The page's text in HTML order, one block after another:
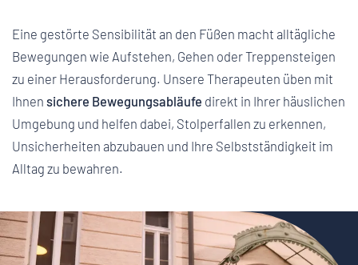
Eine gestörte Sensibilität an den Füßen macht alltägliche
Bewegungen wie Aufstehen, Gehen oder Treppensteigen
zu einer Herausforderung. Unsere Therapeuten üben mit
Ihnen sichere Bewegungsabläufe direkt in Ihrer häuslichen
Umgebung und helfen dabei, Stolperfallen zu erkennen,
Unsicherheiten abzubauen und Ihre Selbstständigkeit im
Alltag zu bewahren.